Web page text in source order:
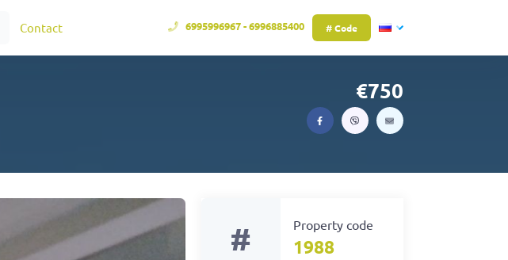
Contact 6995996967 - 6996885400 # Code
750
# Property code
1988